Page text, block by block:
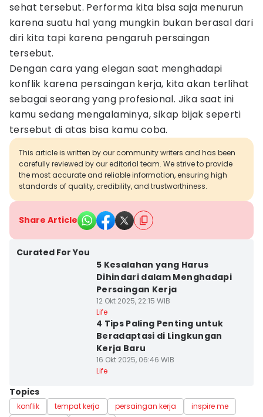
sehat tersebut. Performa kita bisa saja menurun
karena suatu hal yang mungkin bukan berasal dari
diri kita tapi karena pengaruh persaingan
tersebut.
Dengan cara yang elegan saat menghadapi
konflik karena persaingan kerja, kita akan terlihat
sebagai seorang yang profesional. Jika saat ini
kamu sedang mengalaminya, sikap bijak seperti
tersebut di atas bisa kamu coba.
This article is written by our community writers and has been
carefully reviewed by our editorial team. We strive to provide
the most accurate and reliable information, ensuring high
standards of quality, credibility, and trustworthiness.
Share Article
Curated For You
5 Kesalahan yang Harus
Dihindari dalam Menghadapi
Persaingan Kerja
12 Okt 2025, 22:15 WIB
Life
4 Tips Paling Penting untuk
Beradaptasi di Lingkungan
Kerja Baru
16 Okt 2025, 06:46 WIB
Life
Topics
konflik tempat kerja persaingan kerja
inspire me